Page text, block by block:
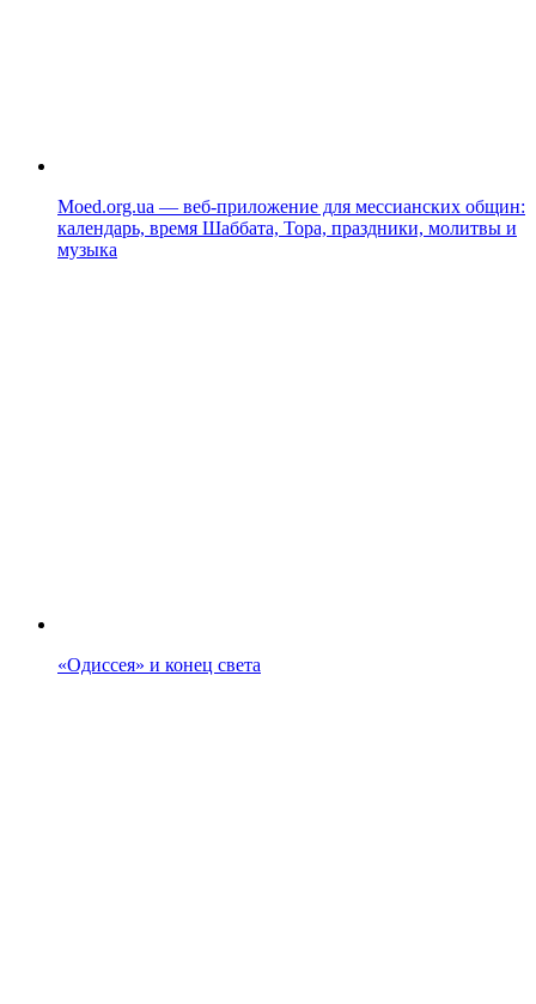
Moed.org.ua — веб-приложение для мессианских общин:
календарь, время Шаббата, Тора, праздники, молитвы и
музыка
«Одиссея» и конец света